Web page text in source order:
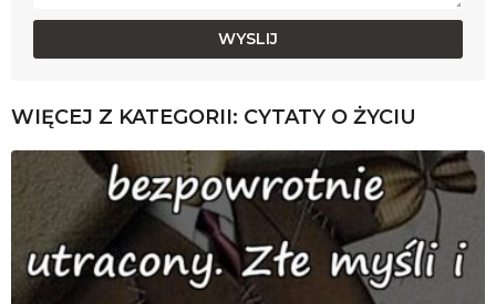
WIĘCEJ Z KATEGORII: CYTATY O ŻYCIU